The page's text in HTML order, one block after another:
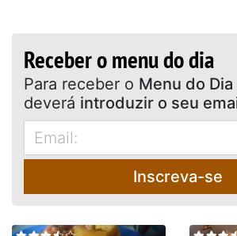
Receber o menu do dia
Para receber o Menu do Dia
deverá introduzir o seu
Inscreva-se